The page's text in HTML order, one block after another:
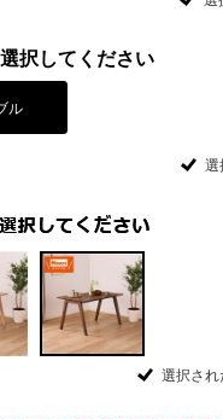
択してください
ル
選
選択され